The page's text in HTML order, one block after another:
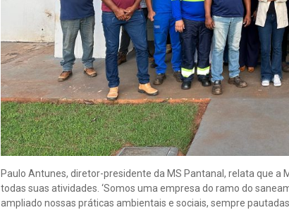
Paulo Antunes, diretor-presidente da MS Pantanal, relata que
todas suas atividades. ‘Somos uma empresa do ramo do
ampliado nossas práticas ambientais e sociais, sempre